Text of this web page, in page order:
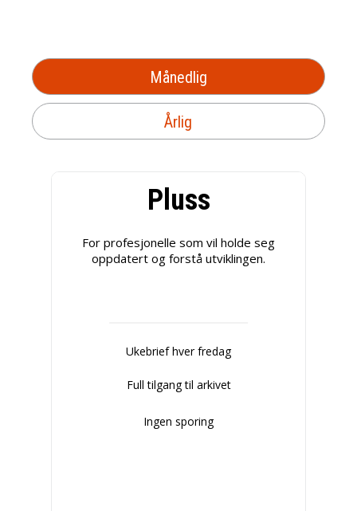
Månedlig
Årlig
Pluss
For profesjonelle som vil holde seg
oppdatert og forstå utviklingen.
Ukebrief hver fredag
Full tilgang til arkivet
Ingen sporing